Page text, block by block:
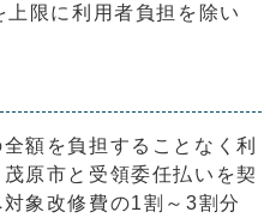
限に利用者負担を除い
額を負担することなく利
原市と受領委任払いを契
象改修費の1割～3割分